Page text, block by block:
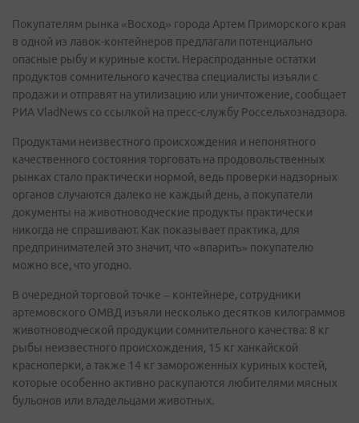
Покупателям рынка «Восход» города Артем Приморского края
в одной из лавок-контейнеров предлагали потенциально
опасные рыбу и куриные кости. Нераспроданные остатки
продуктов сомнительного качества специалисты изъяли с
продажи и отправят на утилизацию или уничтожение, сообщает
РИА VladNews со ссылкой на пресс-службу Россельхознадзора.
Продуктами неизвестного происхождения и непонятного
качественного состояния торговать на продовольственных
рынках стало практически нормой, ведь проверки надзорных
органов случаются далеко не каждый день, а покупатели
документы на животноводческие продукты практически
никогда не спрашивают. Как показывает практика, для
предпринимателей это значит, что «впарить» покупателю
можно все, что угодно.
В очередной торговой точке – контейнере, сотрудники
артемовского ОМВД изъяли несколько десятков килограммов
животноводческой продукции сомнительного качества: 8 кг
рыбы неизвестного происхождения, 15 кг ханкайской
красноперки, а также 14 кг замороженных куриных костей,
которые особенно активно раскупаются любителями мясных
бульонов или владельцами животных.